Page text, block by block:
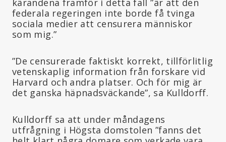
federala regeringen inte borde få tvinga
sociala medier att censurera människor
som mig.”
”De censurerade faktiskt korrekt, tillförlitlig
vetenskaplig information från forskare vid
Harvard och andra platser. Och för mig är
det ganska häpnadsväckande”, sa Kulldorff.
Kulldorff sa att under måndagens
utfrågning i Högsta domstolen ”fanns det